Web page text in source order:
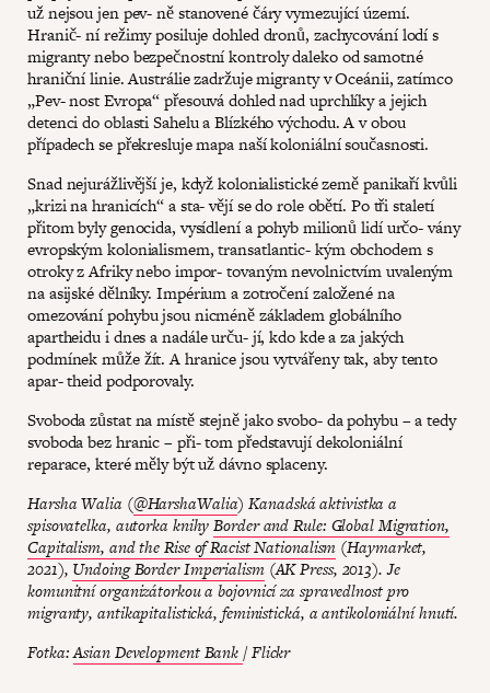
už nejsou jen pev- ně stanovené čáry vymezující území.
Hranič- ní režimy posiluje dohled dronů, zachycování lodí s
migranty nebo bezpečnostní kontroly daleko od samotné
hraniční linie. Austrálie zadržuje migranty v Oceánii, zatímco
„Pev- nost Evropa“ přesouvá dohled nad uprchlíky a jejich
detenci do oblasti Sahelu a Blízkého východu. A v obou
případech se překresluje mapa naší koloniální současnosti.
Snad nejurážlivější je, když kolonialistické země panikaří kvůli
„krizi na hranicích“ a sta- vějí se do role obětí. Po tři staletí
přitom byly genocida, vysídlení a pohyb milionů lidí určo- vány
evropským kolonialismem, transatlantic- kým obchodem s
otroky z Afriky nebo impor- tovaným nevolnictvím uvaleným
na asijské dělníky. Impérium a zotročení založené na
omezování pohybu jsou nicméně základem globálního
apartheidu i dnes a nadále urču- jí, kdo kde a za jakých
podmínek může žít. A hranice jsou vytvářeny tak, aby tento
apar- theid podporovaly.
Svoboda zůstat na místě stejně jako svobo- da pohybu – a tedy
svoboda bez hranic – při- tom představují dekoloniální
reparace, které měly být už dávno splaceny.
Harsha Walia (@HarshaWalia) Kanadská aktivistka a
spisovatelka, autorka knihy Border and Rule: Global Migration,
Capitalism, and the Rise of Racist Nationalism (Haymarket,
2021), Undoing Border Imperialism(AK Press, 2013). Je
komunitní organizátorkou a bojovnicí za spravedlnost pro
migranty, antikapitalistická, feministická, a antikoloniální hnutí.
Fotka:Asian Development Bank/ Flickr